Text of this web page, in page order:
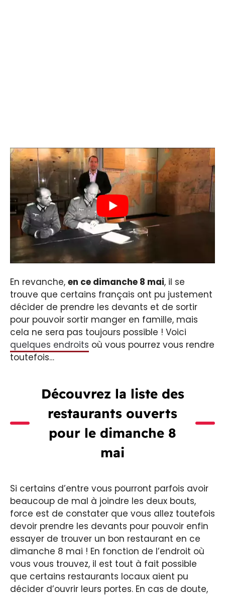
En revanche, en ce dimanche 8 mai, il se
trouve que certains français ont pu justement
décider de prendre les devants et de sortir
pour pouvoir sortir manger en famille, mais
cela ne sera pas toujours possible ! Voici
quelques endroits où vous pourrez vous rendre
toutefois…
Découvrez la liste des
restaurants ouverts
pour le dimanche 8
mai
Si certains d’entre vous pourront parfois avoir
beaucoup de mal à joindre les deux bouts,
force est de constater que vous allez toutefois
devoir prendre les devants pour pouvoir enfin
essayer de trouver un bon restaurant en ce
dimanche 8 mai ! En fonction de l’endroit où
vous vous trouvez, il est tout à fait possible
que certains restaurants locaux aient pu
décider d’ouvrir leurs portes. En cas de doute,